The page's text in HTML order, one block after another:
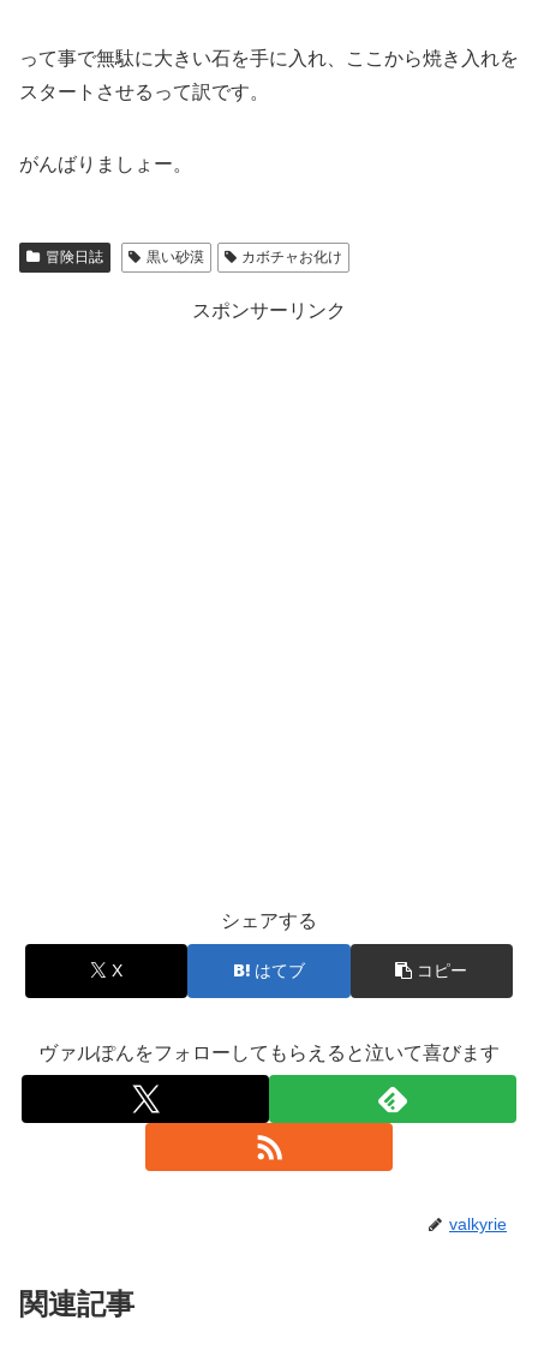
って事で無駄に大きい石を手に入れ、ここから焼き入れを
スタートさせるって訳です。
がんばりましょー。
冒険日誌 黒い砂漠 カボチャお化け
スポンサーリンク
シェアする
X はてブ コピー
ヴァルぽんをフォローしてもらえると泣いて喜びます
valkyrie
関連記事